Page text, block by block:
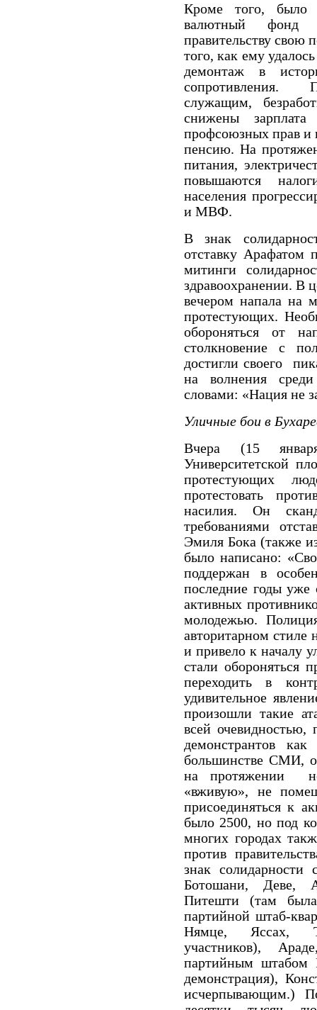
Кроме того, было
валютный фонд
правительству свою
того, как ему
демонтаж в
сопротивления.
служащим,
снижены
профсоюзных прав и
пенсию. На
питания,
повышаются
населения
и МВФ.
В знак
отставку Арафатом
митинги
здравоохранении. В
вечером напала на
протестующих.
обороняться от
столкновение с
достигли своего
на волнения
словами: «Нация не
Уличные бои в
Вчера (15
Университетской
протестующих
протестовать
насилия.
Он
требованиями
Эмиля Бока (также
было написано:
поддержан в
последние годы
активных
молодежью.
авторитарном стиле
и привело к началу
стали обороняться
переходить в
удивительное
произошли такие
всей очевидностью,
демонстрантов
большинстве СМИ,
на протяжении
«вживую», не
присоединяться к
было 2500, но под
многих городах
против
знак солидарности
Ботошани, Деве,
Питешти (там была
партийной штаб-
Нямце, Яссах,
участников),
партийным штабом
демонстрация),
исчерпывающим.)